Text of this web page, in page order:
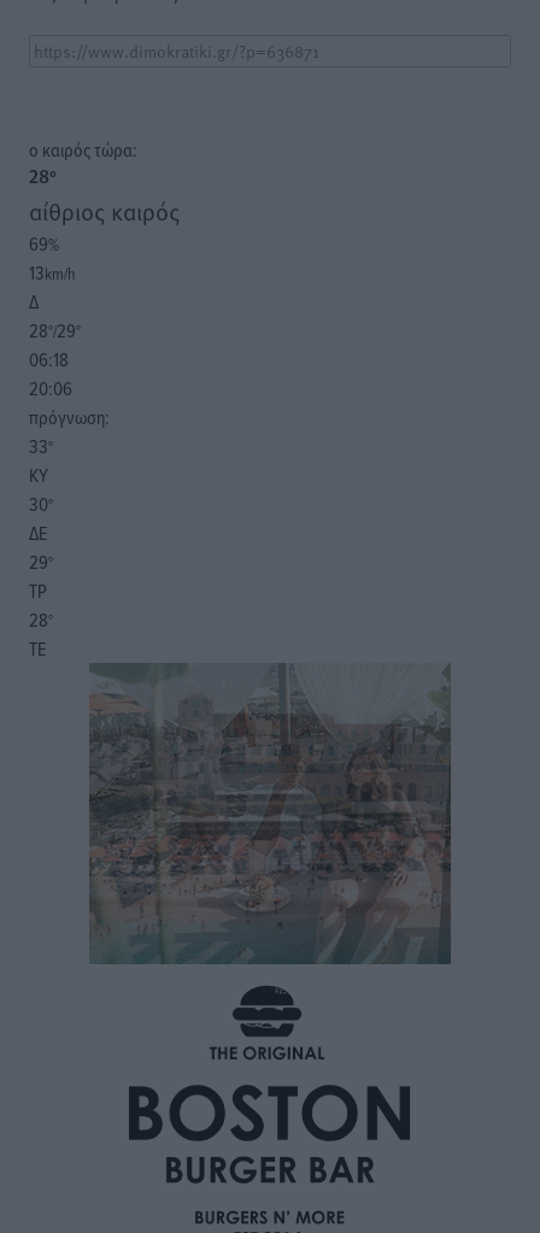
o καιρός τώρα:
28°
αίθριος καιρός
69%
13km/h
Δ
28°/29°
06:18
20:06
πρόγνωση:
33°
ΚΥ
30°
ΔΕ
29°
ΤΡ
28°
ΤΕ